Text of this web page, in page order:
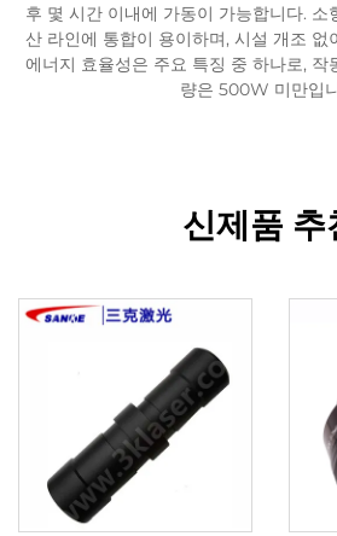
후 몇 시간 이내에 가동이 가능합니다. 소
산 라인에 통합이 용이하며, 시설 개조 없
에너지 효율성은 주요 특징 중 하나로, 작
량은 500W 미만입
신제품 추